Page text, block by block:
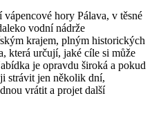
hory Pálava, v těsné
vodní nádrže
krajem, plným historických
která určují, jaké cíle si může
je opravdu široká a pokud
strávit jen několik dní,
vrátit a projet další